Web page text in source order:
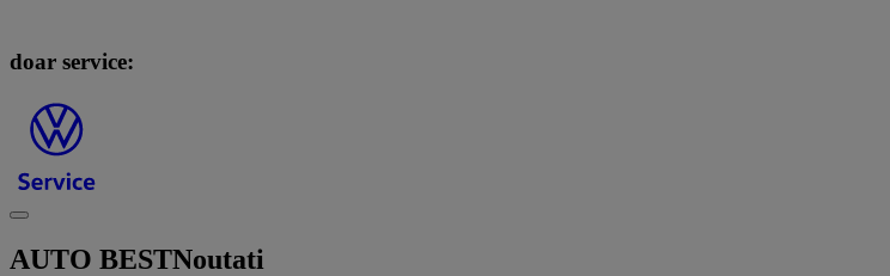
doar service:
AUTO BESTNoutati